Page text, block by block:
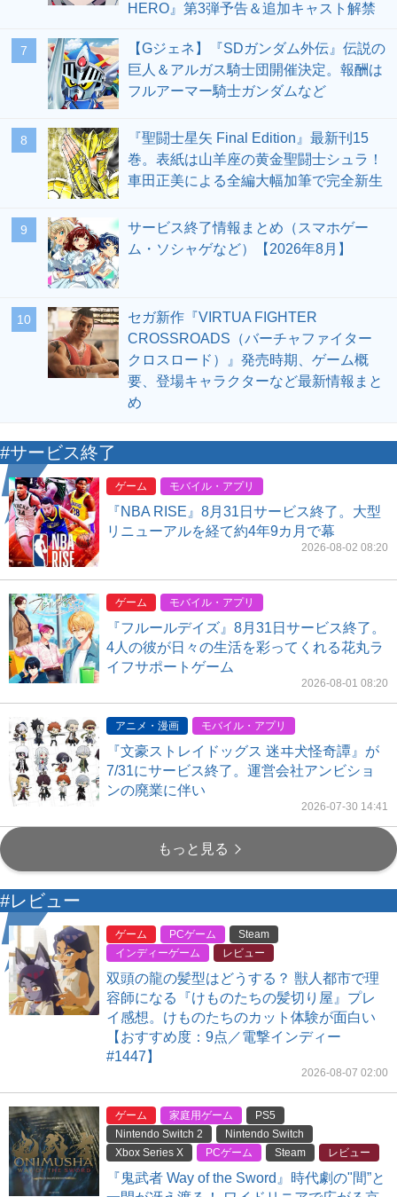
HERO』第3弾予告＆追加キャスト解禁
7
【Gジェネ】『SDガンダム外伝』伝説の
巨人＆アルガス騎士団開催決定。報酬は
フルアーマー騎士ガンダムなど
8
『聖闘士星矢 Final Edition』最新刊15
巻。表紙は山羊座の黄金聖闘士シュラ！
車田正美による全編大幅加筆で完全新生
9
サービス終了情報まとめ（スマホゲー
ム・ソシャゲなど）【2026年8月】
10
セガ新作『VIRTUA FIGHTER
CROSSROADS（バーチャファイター
クロスロード）』発売時期、ゲーム概
要、登場キャラクターなど最新情報まと
め
#サービス終了
ゲーム モバイル・アプリ
『NBA RISE』8月31日サービス終了。大型
リニューアルを経て約4年9カ月で幕
2026-08-02 08:20
ゲーム モバイル・アプリ
『フルールデイズ』8月31日サービス終了。
4人の彼が日々の生活を彩ってくれる花丸ラ
イフサポートゲーム
2026-08-01 08:20
アニメ・漫画 モバイル・アプリ
『文豪ストレイドッグス 迷ヰ犬怪奇譚』が
7/31にサービス終了。運営会社アンビショ
ンの廃業に伴い
2026-07-30 14:41
もっと見る
#レビュー
ゲーム PCゲーム
Steam
インディーゲーム
レビュー
双頭の龍の髪型はどうする？ 獣人都市で理
容師になる『けものたちの髪切り屋』プレ
イ感想。けものたちのカット体験が面白い
【おすすめ度：9点／電撃インディー
#1447】
2026-08-07 02:00
ゲーム 家庭用ゲーム
PS5
Nintendo Switch 2
Nintendo Switch
Xbox Series X
PCゲーム Steam レビュー
『鬼武者 Way of the Sword』時代劇の"間”と